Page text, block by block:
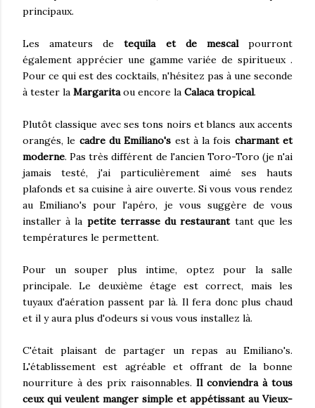
principaux.
Les amateurs detequila et de mescalpourront
également apprécier une gamme variée de spiritueux .
Pour ce qui est des cocktails, n'hésitez pas à une seconde
à tester la Margaritaou encore la Calaca tropical.
Plutôt classique avec ses tons noirs et blancs aux accents
orangés, le cadre du Emiliano's est à la fois charmant et
moderne. Pas très différent de l'ancien Toro-Toro (je n'ai
jamais testé, j'ai particulièrement aimé ses hauts
plafonds et sa cuisine à aire ouverte. Si vous vous rendez
au Emiliano's pour l'apéro, je vous suggère de vous
installer à la petite terrasse du restauranttant que les
températures le permettent.
Pour un souper plus intime, optez pour la salle
principale. Le deuxième étage est correct, mais les
tuyaux d'aération passent par là. Il fera donc plus chaud
et il y aura plus d'odeurs si vous vous installez là.
C'était plaisant de partager un repas au Emiliano's.
L'établissement est agréable et offrant de la bonne
nourriture à des prix raisonnables. Il conviendra à tous
ceux qui veulent manger simple et appétissant au Vieux-